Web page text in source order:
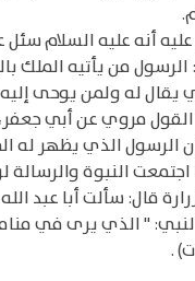
أنه عليه السلام
من يأتيه الملك
يقال له ولمن يوحى
مروي عن أبي جعفر،
إن الرسول الذي يظهر له
اجتمعت النبوة والرسالة
قال: سألت أبا عبد الله عليه
" الذي يرى في
.